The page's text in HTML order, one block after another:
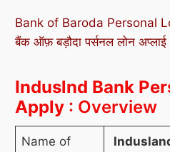
Bank of Baroda Personal
बैंक ऑफ़ बड़ौदा पर्सनल लोन अप्लाई
Induslnd Bank
Apply: Overview
Name of